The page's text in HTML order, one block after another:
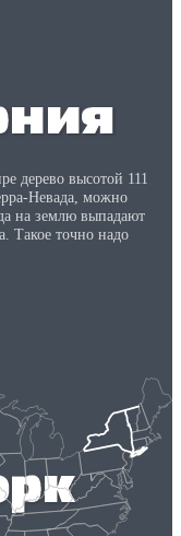
дерево высотой 111
Невада, можно
на землю выпадают
Такое точно надо